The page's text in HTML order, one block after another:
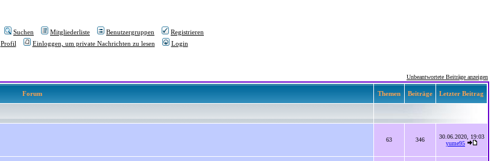
Suchen Mitgliederliste Benutzergruppen
Registrieren
Profil
Einloggen, um private Nachrichten zu lesen Login
Unbeantwortete Beiträge anzeigen
Forum Themen Beiträge Letzter Beitrag
63 346
30.06.2020, 19:03
yume95